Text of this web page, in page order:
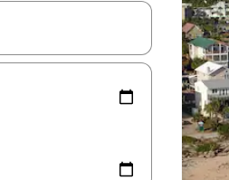
disponíveis, explore-os usando